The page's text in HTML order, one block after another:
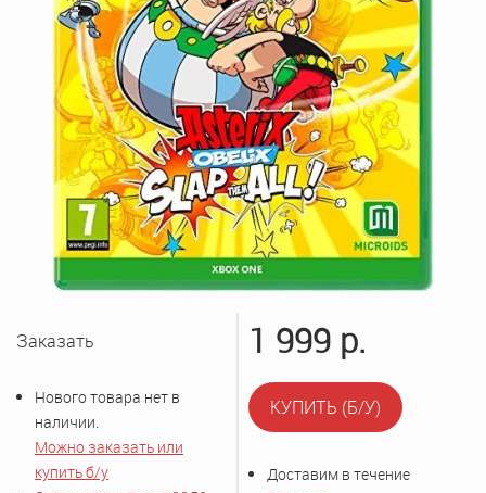
Заказать
Нового товара нет в
наличии.
Можно заказать или
купить б/у
1 999 р.
КУПИТЬ (Б/У)
Доставим в течение